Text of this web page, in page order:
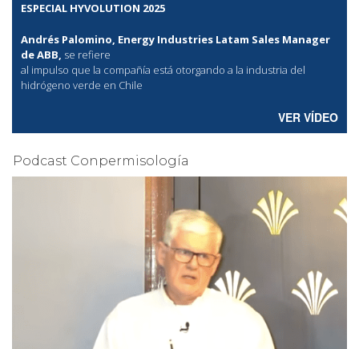
ESPECIAL HYVOLUTION 2025
Andrés Palomino, Energy Industries Latam Sales Manager
de ABB, se refiere
al impulso que la compañía está otorgando a la industria del
hidrógeno verde en Chile
VER VÍDEO
Podcast Conpermisología